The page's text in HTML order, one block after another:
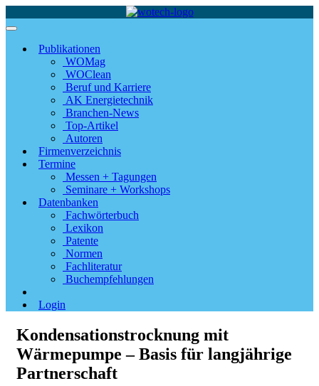
Publikationen
WOMag
WOClean
Beruf und Karriere
AK Energietechnik
Branchen-News
Top-Artikel
Autoren
Firmenverzeichnis
Termine
Messen + Tagungen
Seminare + Workshops
Datenbanken
Fachwörterbuch
Lexikon
Patente
Normen
Fachliteratur
Buchempfehlungen
Login
Kondensationstrocknung mit
Wärmepumpe – Basis für langjährige
Partnerschaft